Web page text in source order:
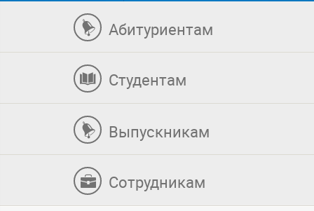
Абитуриентам
Студентам
Выпускникам
Сотрудникам